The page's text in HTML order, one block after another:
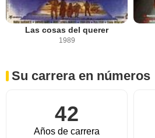
Las cosas del querer
1989
Su carrera en números
42
Años de carrera